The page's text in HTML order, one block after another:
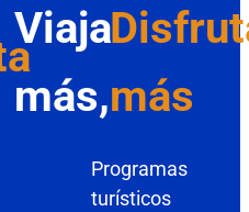
Viaja
más,más
Programas
turísticos